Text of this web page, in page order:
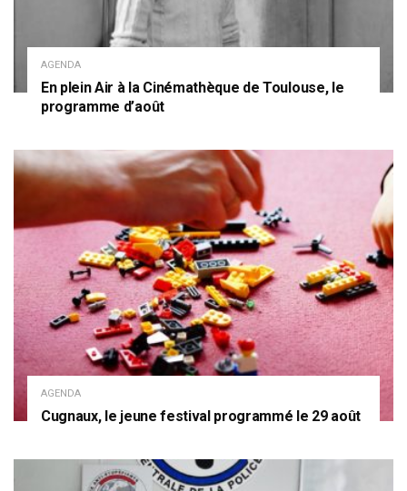
AGENDA
En plein Air à la Cinémathèque de Toulouse, le
programme d’août
AGENDA
Cugnaux, le jeune festival programmé le 29 août